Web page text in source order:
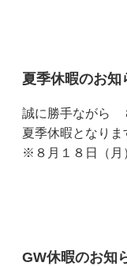
夏季休暇のお知
誠に勝手ながら
夏季休暇となりま
※８月１８日（月
GW休暇のお知